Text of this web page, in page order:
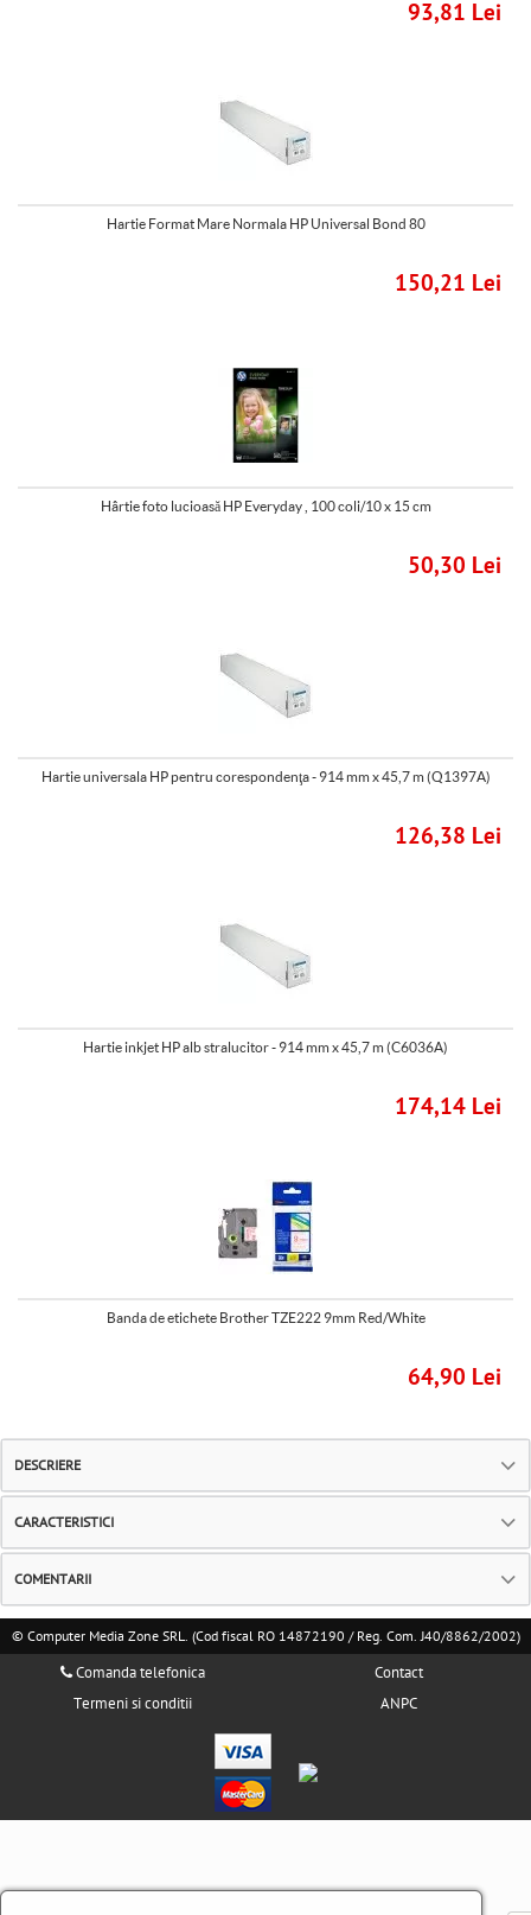
93,81 Lei
Hartie Format Mare Normala HP Universal Bond 80
150,21 Lei
Hârtie foto lucioasă HP Everyday , 100 coli/10 x 15 cm
50,30 Lei
Hartie universala HP pentru corespondenţa - 914 mm x 45,7 m (Q1397A)
126,38 Lei
Hartie inkjet HP alb stralucitor - 914 mm x 45,7 m (C6036A)
174,14 Lei
Banda de etichete Brother TZE222 9mm Red/White
64,90 Lei
DESCRIERE
CARACTERISTICI
COMENTARII
© Computer Media Zone SRL. (Cod fiscal RO 14872190 / Reg. Com. J40/8862/2002)
Comanda telefonica
Termeni si conditii
Contact
ANPC